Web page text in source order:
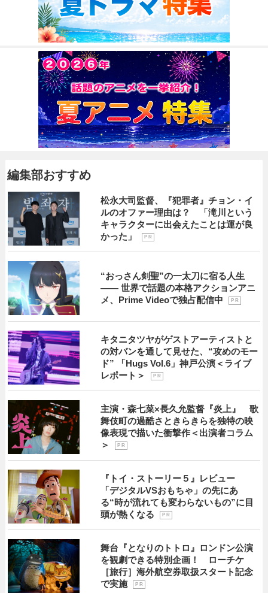
編集部おすすめ
松永大司監督、『犯罪者』チョン・イ
ルのオファー理由は？ 「滝川という
キャラクターに出会えたことは運が良
かった」
P R
“おっさん剣聖”の一太刀に宿る人生
―― 世界で話題の本格アクションアニ
メ、Prime Videoで独占配信中
P R
キタニタツヤがゲストアーティストと
の対バンを通して見せた、“攻めのモー
ド” 「Hugs Vol.6」神戸公演＜ライブ
レポート＞
P R
主演・森七菜×長久允監督『炎上』 歌
舞伎町の過酷さときらきらを独特の映
像表現で描いた衝撃作＜出演者コラム
＞
P R
『トイ・ストーリー５』レビュー
「デジタルVSおもちゃ」の先にあ
る“時が流れても変わらないもの”に目
頭が熱くなる
P R
舞台『となりのトトロ』ロンドン公演
を観劇できる特別企画！ ローチケ
［旅行］海外航空券取扱スタート記念
で実施
P R